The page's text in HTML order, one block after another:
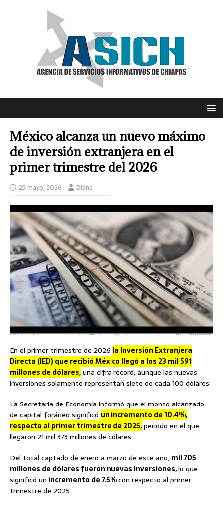
México alcanza un nuevo máximo
de inversión extranjera en el
primer trimestre del 2026
25 mayo, 2026 Diana
En el primer trimestre de 2026 la Inversión Extranjera
Directa (IED) que recibió México llegó a los 23 mil 591
millones de dólares,una cifra récord, aunque las nuevas
inversiones solamente representan siete de cada 100 dólares.
La Secretaría de Economía informó que el monto alcanzado
de capital foráneo significó un incremento de 10.4%,
respecto al primer trimestre de 2025,periodo en el que
llegaron 21 mil 373 millones de dólares.
Del total captado de enero a marzo de este año, mil 705
millones de dólares fueron nuevas inversiones,lo que
significó un incremento de 7.5%con respecto al primer
trimestre de 2025.